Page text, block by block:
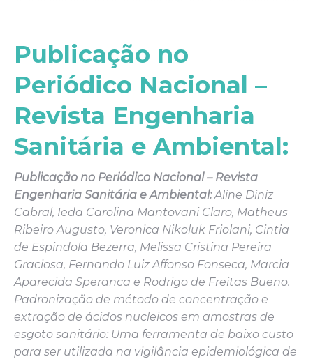
Publicação no
Periódico Nacional –
Revista Engenharia
Sanitária e Ambiental:
Publicação no Periódico Nacional – Revista
Engenharia Sanitária e Ambiental:Aline Diniz
Cabral, Ieda Carolina Mantovani Claro, Matheus
Ribeiro Augusto, Veronica Nikoluk Friolani, Cintia
de Espindola Bezerra, Melissa Cristina Pereira
Graciosa, Fernando Luiz Affonso Fonseca, Marcia
Aparecida Speranca e Rodrigo de Freitas Bueno.
Padronização de método de concentração e
extração de ácidos nucleicos em amostras de
esgoto sanitário: Uma ferramenta de baixo custo
para ser utilizada na vigilância epidemiológica de